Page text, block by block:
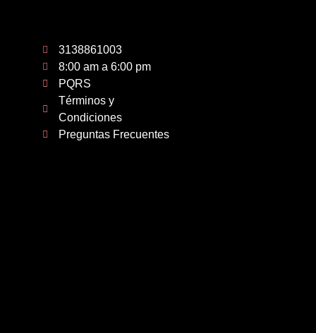
3138861003
8:00 am a 6:00 pm
PQRS
Términos y
Condiciones
Preguntas Frecuentes